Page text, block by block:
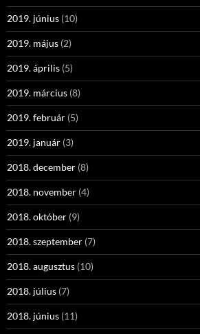
2019. június (10)
2019. május (2)
2019. április (5)
2019. március (8)
2019. február (5)
2019. január (3)
2018. december (8)
2018. november (4)
2018. október (9)
2018. szeptember (7)
2018. augusztus (10)
2018. július (7)
2018. június (11)